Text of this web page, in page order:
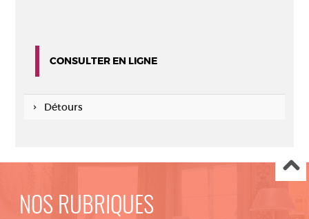
CONSULTER EN LIGNE
Détours
NOS RUBRIQUES